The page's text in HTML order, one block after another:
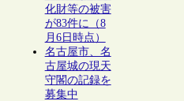
化財等の被害
が83件に（8
月6日時点）
名古屋市、名
古屋城の現天
守閣の記録を
募集中